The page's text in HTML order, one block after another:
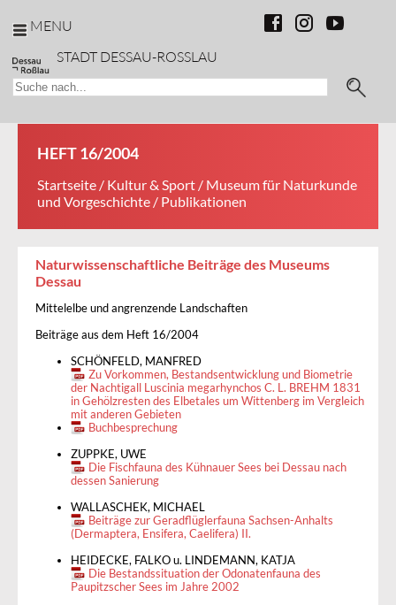
MENU
STADT DESSAU-ROSSLAU
HEFT 16/2004
Startseite / Kultur & Sport / Museum für Naturkunde
und Vorgeschichte / Publikationen
Naturwissenschaftliche Beiträge des Museums
Dessau
Mittelelbe und angrenzende Landschaften
Beiträge aus dem Heft 16/2004
SCHÖNFELD, MANFRED
Zu Vorkommen, Bestandsentwicklung und Biometrie
der Nachtigall Luscinia megarhynchos C. L. BREHM 1831
in Gehölzresten des Elbetales um Wittenberg im Vergleich
mit anderen Gebieten
Buchbesprechung
ZUPPKE, UWE
Die Fischfauna des Kühnauer Sees bei Dessau nach
dessen Sanierung
WALLASCHEK, MICHAEL
Beiträge zur Geradflüglerfauna Sachsen-Anhalts
(Dermaptera, Ensifera, Caelifera) II.
HEIDECKE, FALKO u. LINDEMANN, KATJA
Die Bestandssituation der Odonatenfauna des
Paupitzscher Sees im Jahre 2002